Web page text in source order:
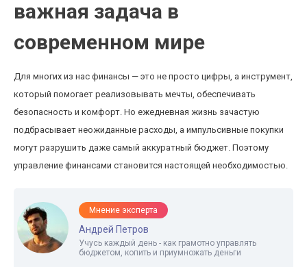
важная задача в
современном мире
Для многих из нас финансы — это не просто цифры, а инструмент,
который помогает реализовывать мечты, обеспечивать
безопасность и комфорт. Но ежедневная жизнь зачастую
подбрасывает неожиданные расходы, а импульсивные покупки
могут разрушить даже самый аккуратный бюджет. Поэтому
управление финансами становится настоящей необходимостью.
Мнение эксперта
Андрей Петров
Учусь каждый день - как грамотно управлять
бюджетом, копить и приумножать деньги